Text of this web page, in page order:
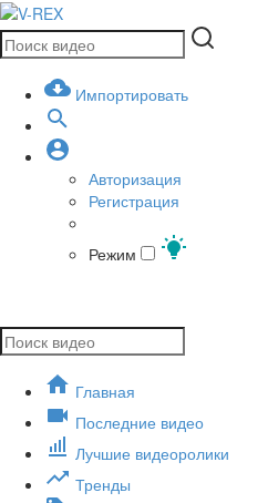
Импортировать
Авторизация
Регистрация
Режим
Главная
Последние видео
Лучшие видеоролики
Тренды